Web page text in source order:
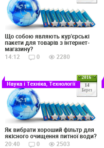
Що собою являють кур'єрські
пакети для товарів з інтернет-
магазину?
14:12
0 2280
2016
14
Берез
Наука і Техніка, Технології
Як вибрати хороший фільтр для
якісного очищення питної води?
20:40
0 2503